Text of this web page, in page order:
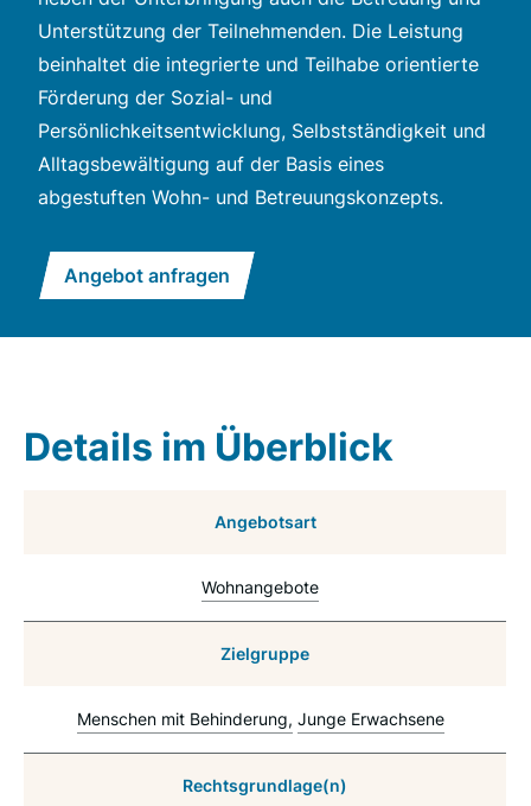
Unterstützung der Teilnehmenden. Die Leistung
beinhaltet die integrierte und Teilhabe orientierte
Förderung der Sozial- und
Persönlichkeitsentwicklung, Selbstständigkeit und
Alltagsbewältigung auf der Basis eines
abgestuften Wohn- und Betreuungskonzepts.
Angebot anfragen
Details im Überblick
Angebotsart
Wohnangebote
Zielgruppe
Menschen mit Behinderung Junge Erwachsene
Rechtsgrundlage(n)